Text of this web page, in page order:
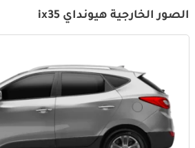
الصور الخارجية هيونداي ix35